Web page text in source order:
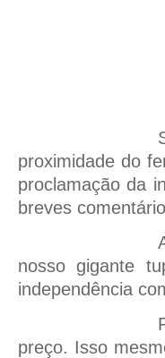
proximidade do
proclamação da
breves
nosso gigante
independência
preço. Isso